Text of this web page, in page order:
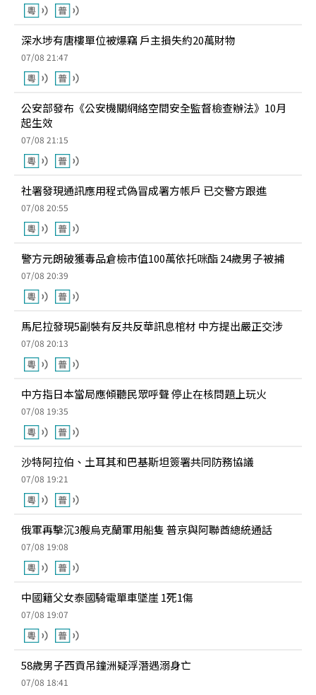
深水埗有唐樓單位被爆竊 戶主損失約20萬財物
07/08 21:47
公安部發布《公安機關網絡空間安全監督檢查辦法》10月
起生效
07/08 21:15
社署發現通訊應用程式偽冒成署方帳戶 已交警方跟進
07/08 20:55
警方元朗破獲毒品倉檢市值100萬依托咪酯 24歲男子被捕
07/08 20:39
馬尼拉發現5副裝有反共反華訊息棺材 中方提出嚴正交涉
07/08 20:13
中方指日本當局應傾聽民眾呼聲 停止在核問題上玩火
07/08 19:35
沙特阿拉伯、土耳其和巴基斯坦簽署共同防務協議
07/08 19:21
俄軍再擊沉3艘烏克蘭軍用船隻 普京與阿聯酋總統通話
07/08 19:08
中國籍父女泰國騎電單車墜崖 1死1傷
07/08 19:07
58歲男子西貢吊鐘洲疑浮潛遇溺身亡
07/08 18:41